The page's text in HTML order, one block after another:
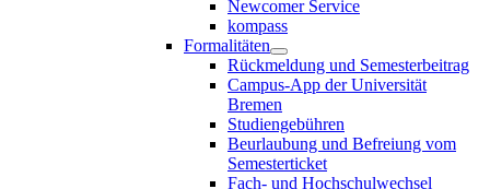
Newcomer Service
kompass
Formalitäten
Rückmeldung und Semesterbeitrag
Campus-App der Universität
Bremen
Studiengebühren
Beurlaubung und Befreiung vom
Semesterticket
Fach- und Hochschulwechsel